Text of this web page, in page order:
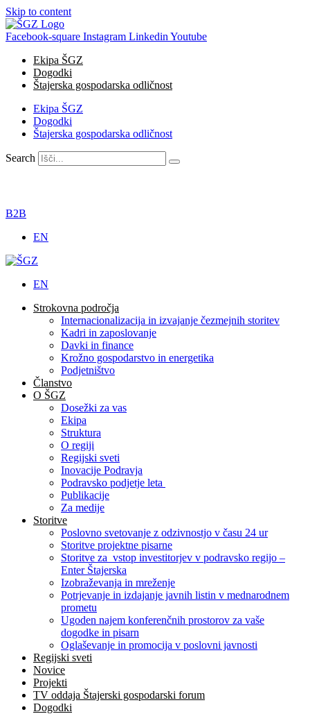
Skip to content
Facebook-square Instagram Linkedin Youtube
Ekipa ŠGZ
Dogodki
Štajerska gospodarska odličnost
Ekipa ŠGZ
Dogodki
Štajerska gospodarska odličnost
Search
B2B
EN
EN
Strokovna področja
Internacionalizacija in izvajanje čezmejnih storitev
Kadri in zaposlovanje
Davki in finance
Krožno gospodarstvo in energetika
Podjetništvo
Članstvo
O ŠGZ
Dosežki za vas
Ekipa
Struktura
O regiji
Regijski sveti
Inovacije Podravja
Podravsko podjetje leta
Publikacije
Za medije
Storitve
Poslovno svetovanje z odzivnostjo v času 24 ur
Storitve projektne pisarne
Storitve za vstop investitorjev v podravsko regijo –
Enter Štajerska
Izobraževanja in mreženje
Potrjevanje in izdajanje javnih listin v mednarodnem
prometu
Ugoden najem konferenčnih prostorov za vaše
dogodke in pisarn
Oglaševanje in promocija v poslovni javnosti
Regijski sveti
Novice
Projekti
TV oddaja Štajerski gospodarski forum
Dogodki